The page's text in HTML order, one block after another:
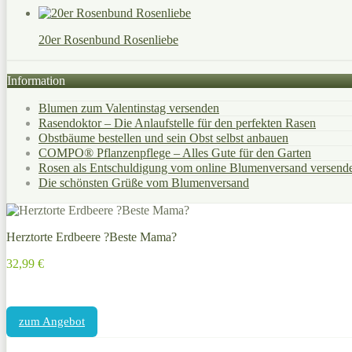
20er Rosenbund Rosenliebe
Information
Blumen zum Valentinstag versenden
Rasendoktor – Die Anlaufstelle für den perfekten Rasen
Obstbäume bestellen und sein Obst selbst anbauen
COMPO® Pflanzenpflege – Alles Gute für den Garten
Rosen als Entschuldigung vom online Blumenversand
Die schönsten Grüße vom Blumenversand
Herztorte Erdbeere ?Beste Mama?
32,99 €
zum Angebot